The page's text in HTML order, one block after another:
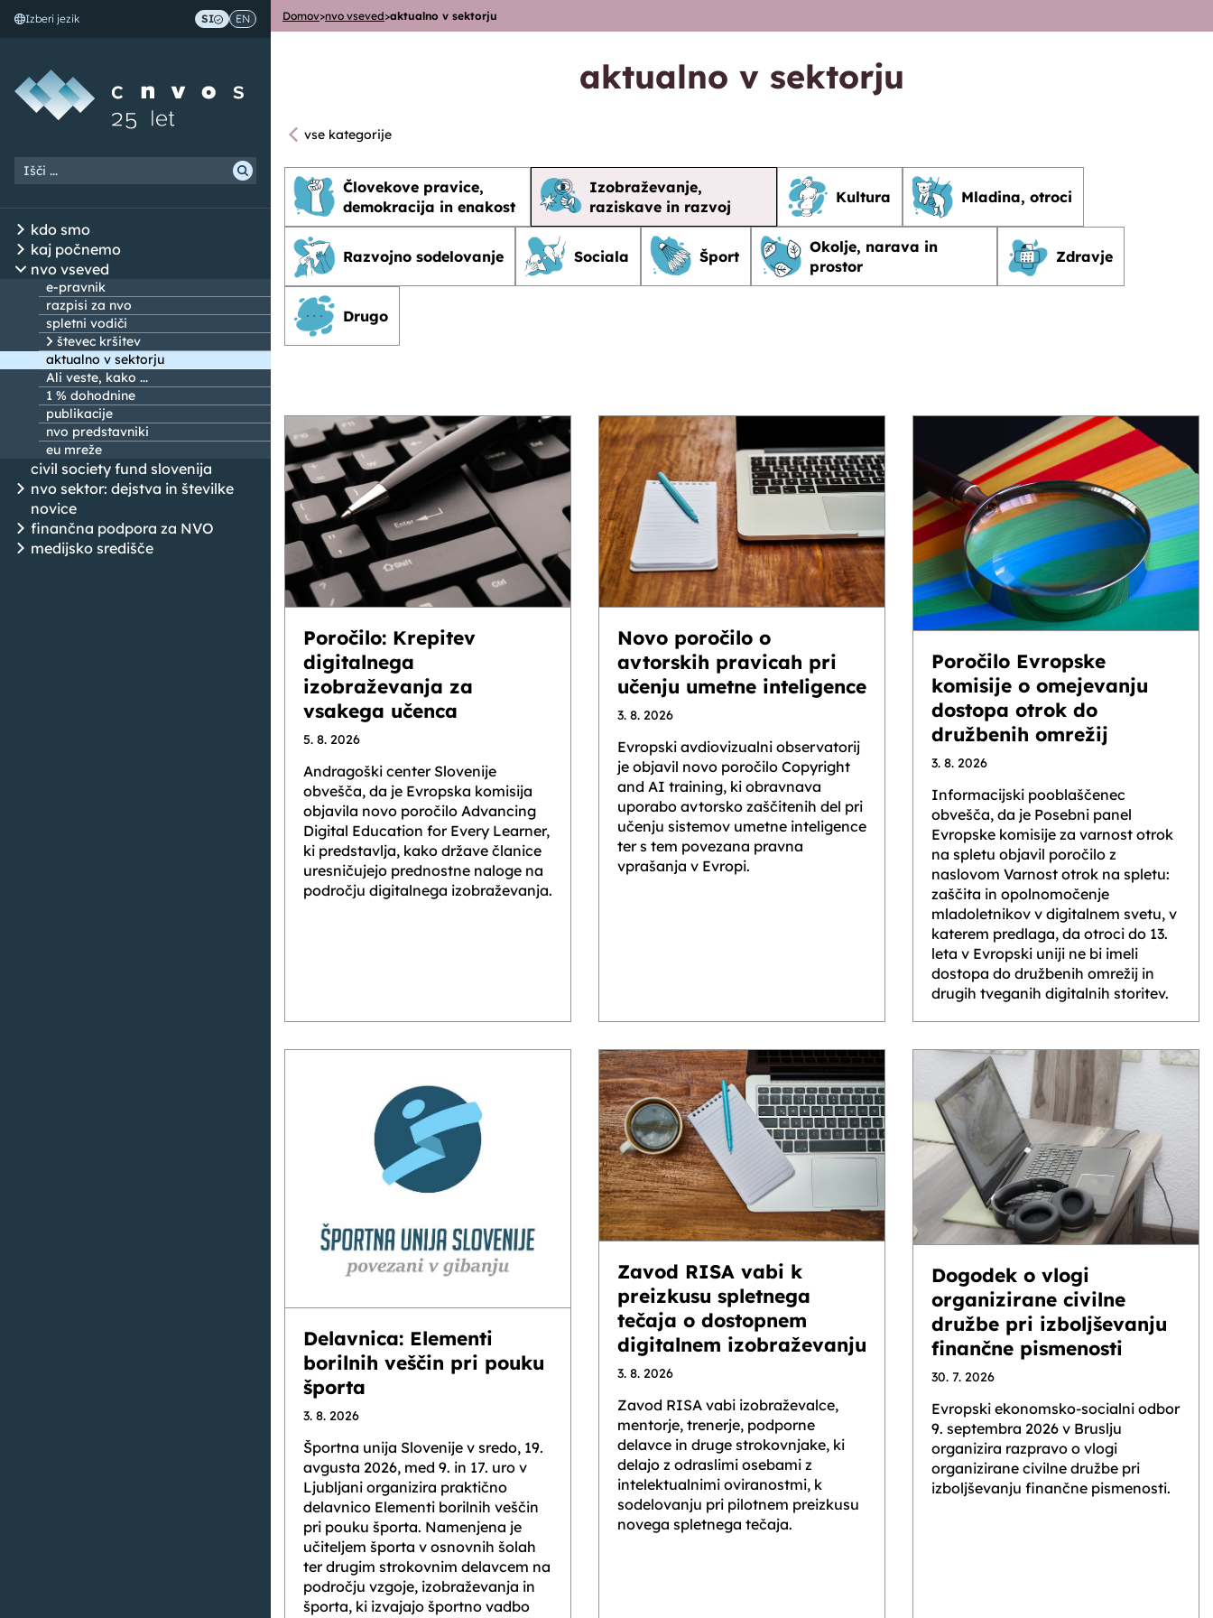
Skoči na vsebino
Izberi jezik SI EN
kdo smo
kaj počnemo
nvo vseved
e-pravnik
razpisi za nvo
spletni vodiči
števec kršitev
aktualno v sektorju
Ali veste, kako ...
1 % dohodnine
publikacije
nvo predstavniki
eu mreže
civil society fund slovenija
nvo sektor: dejstva in številke
novice
finančna podpora za NVO
medijsko središče
Domov>nvo vseved>aktualno v sektorju
aktualno v sektorju
vse kategorije
Človekove pravice,
demokracija in enakost
Izobraževanje,
raziskave in razvoj
Kultura Mladina, otroci
Razvojno sodelovanje Sociala Šport
Okolje, narava in
prostor
Zdravje
Drugo
NOVICE
Poročilo: Krepitev
digitalnega
izobraževanja za
vsakega učenca
5. 8. 2026
Andragoški center Slovenije
obvešča, da je Evropska komisija
objavila novo poročilo Advancing
Digital Education for Every Learner,
ki predstavlja, kako države članice
uresničujejo prednostne naloge na
področju digitalnega izobraževanja.
Novo poročilo o
avtorskih pravicah pri
učenju umetne inteligence
3. 8. 2026
Evropski avdiovizualni observatorij
je objavil novo poročilo Copyright
and AI training, ki obravnava
uporabo avtorsko zaščitenih del pri
učenju sistemov umetne inteligence
ter s tem povezana pravna
vprašanja v Evropi.
Poročilo Evropske
komisije o omejevanju
dostopa otrok do
družbenih omrežij
3. 8. 2026
Informacijski pooblaščenec
obvešča, da je Posebni panel
Evropske komisije za varnost otrok
na spletu objavil poročilo z
naslovom Varnost otrok na spletu:
zaščita in opolnomočenje
mladoletnikov v digitalnem svetu, v
katerem predlaga, da otroci do 13.
leta v Evropski uniji ne bi imeli
dostopa do družbenih omrežij in
drugih tveganih digitalnih storitev.
Delavnica: Elementi
borilnih veščin pri pouku
športa
3. 8. 2026
Športna unija Slovenije v sredo, 19.
avgusta 2026, med 9. in 17. uro v
Ljubljani organizira praktično
delavnico Elementi borilnih veščin
pri pouku športa. Namenjena je
učiteljem športa v osnovnih šolah
ter drugim strokovnim delavcem na
področju vzgoje, izobraževanja in
športa, ki izvajajo športno vadbo
Zavod RISA vabi k
preizkusu spletnega
tečaja o dostopnem
digitalnem izobraževanju
3. 8. 2026
Zavod RISA vabi izobraževalce,
mentorje, trenerje, podporne
delavce in druge strokovnjake, ki
delajo z odraslimi osebami z
intelektualnimi oviranostmi, k
sodelovanju pri pilotnem preizkusu
novega spletnega tečaja.
Dogodek o vlogi
organizirane civilne
družbe pri izboljševanju
finančne pismenosti
30. 7. 2026
Evropski ekonomsko-socialni odbor
9. septembra 2026 v Bruslju
organizira razpravo o vlogi
organizirane civilne družbe pri
izboljševanju finančne pismenosti.